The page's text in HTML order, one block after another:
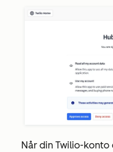
Når din Twilio-